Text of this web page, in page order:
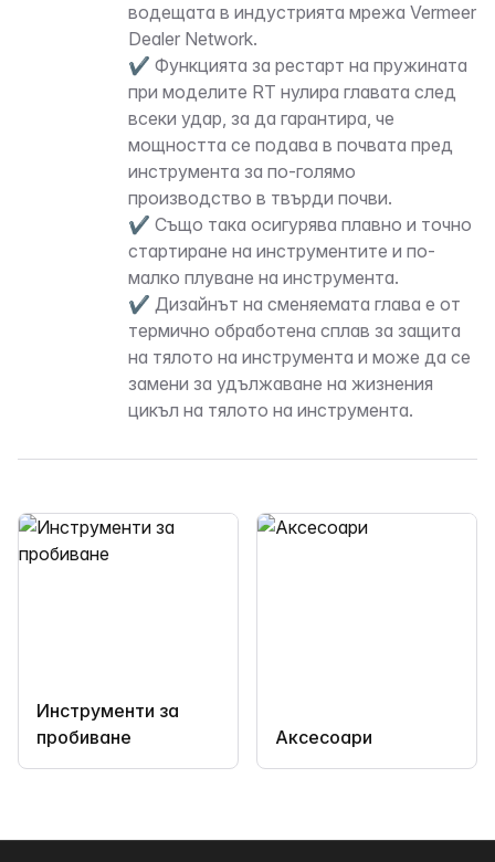
водещата в индустрията мрежа Vermeer
Dealer Network.
✔ Функцията за рестарт на пружината
при моделите RT нулира главата след
всеки удар, за да гарантира, че
мощността се подава в почвата пред
инструмента за по-голямо
производство в твърди почви.
✔ Също така осигурява плавно и точно
стартиране на инструментите и по-
малко плуване на инструмента.
✔ Дизайнът на сменяемата глава е от
термично обработена сплав за защита
на тялото на инструмента и може да се
замени за удължаване на жизнения
цикъл на тялото на инструмента.
Инструменти за
пробиване
Аксесоари